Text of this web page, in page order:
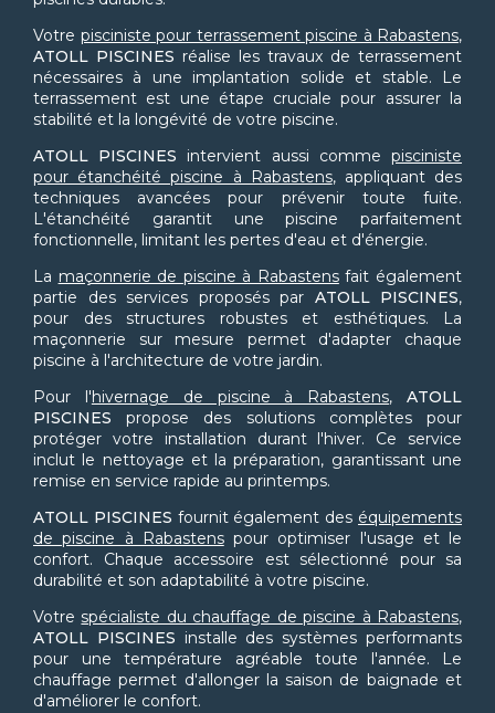
Votre pisciniste pour terrassement piscine à Rabastens,
ATOLL PISCINES réalise les travaux de terrassement
nécessaires à une implantation solide et stable. Le
terrassement est une étape cruciale pour assurer la
stabilité et la longévité de votre piscine.
ATOLL PISCINES intervient aussi commepisciniste
pour étanchéité piscine à Rabastens, appliquant des
techniques avancées pour prévenir toute fuite.
L'étanchéité garantit une piscine parfaitement
fonctionnelle, limitant les pertes d'eau et d'énergie.
La maçonnerie de piscine à Rabastensfait également
partie des services proposés par ATOLL PISCINES,
pour des structures robustes et esthétiques. La
maçonnerie sur mesure permet d'adapter chaque
piscine à l'architecture de votre jardin.
Pour l'hivernage de piscine à Rabastens,ATOLL
PISCINES propose des solutions complètes pour
protéger votre installation durant l'hiver. Ce service
inclut le nettoyage et la préparation, garantissant une
remise en service rapide au printemps.
ATOLL PISCINES fournit également des équipements
de piscine à Rabastenspour optimiser l'usage et le
confort. Chaque accessoire est sélectionné pour sa
durabilité et son adaptabilité à votre piscine.
Votre spécialiste du chauffage de piscine à Rabastens,
ATOLL PISCINES installe des systèmes performants
pour une température agréable toute l'année. Le
chauffage permet d'allonger la saison de baignade et
d'améliorer le confort.